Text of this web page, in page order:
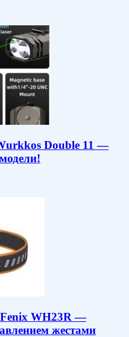
Double 11 —
WH23R —
жестами